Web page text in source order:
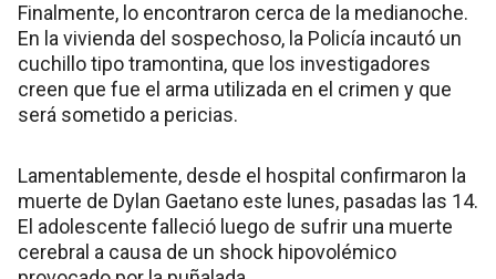
Finalmente, lo encontraron cerca de la medianoche.
En la vivienda del sospechoso, la Policía incautó un
cuchillo tipo tramontina, que los investigadores
creen que fue el arma utilizada en el crimen y que
será sometido a pericias.
Lamentablemente, desde el hospital confirmaron la
muerte de Dylan Gaetano este lunes, pasadas las 14.
El adolescente falleció luego de sufrir una muerte
cerebral a causa de un shock hipovolémico